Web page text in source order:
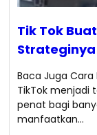
Tik Tok
Strateginya
Baca Juga Cara
TikTok menjadi
penat bagi
manfaatkan…